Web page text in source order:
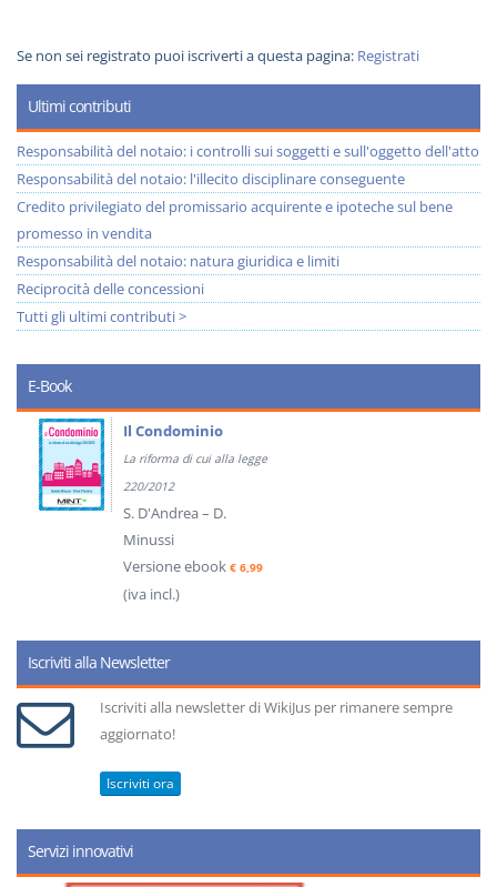
Se non sei registrato puoi iscriverti a questa pagina: Registrati
Ultimi contributi
Responsabilità del notaio: i controlli sui soggetti e sull'oggetto dell'atto
Responsabilità del notaio: l'illecito disciplinare conseguente
Credito privilegiato del promissario acquirente e ipoteche sul bene
promesso in vendita
Responsabilità del notaio: natura giuridica e limiti
Reciprocità delle concessioni
Tutti gli ultimi contributi >
E-Book
Il Condominio
La riforma di cui alla legge
220/2012
S. D'Andrea – D.
Minussi
Versione ebook € 6,99
(iva incl.)
Iscriviti alla Newsletter
Iscriviti alla newsletter di WikiJus per rimanere sempre
aggiornato!
Iscriviti ora
Servizi innovativi